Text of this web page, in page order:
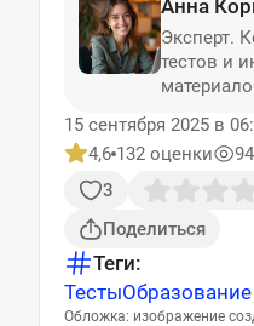
Анна
Эксперт.
тестов и
15 сентября 2025 в
4,6 132 оценки
3
Поделиться
Теги:
ТестыОбразование
Обложка: изображение